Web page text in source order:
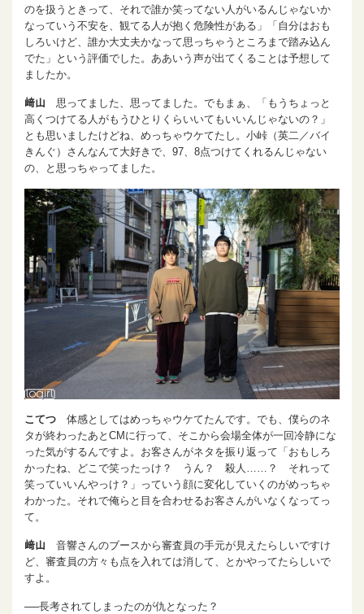
のを扱うときって、それで誰か笑ってない人がいるんじゃないか
なっていう不安を、観てる人が抱く危険性がある」「自分はおも
しろいけど、誰か大丈夫かなって思っちゃうところまで踏み込ん
でた」という評価でした。ああいう声が出てくることは予想して
ましたか。
﨑山 思ってました、思ってました。でもまぁ、「もうちょっと
高くつけてる人がもうひとりくらいいてもいいんじゃないの？」
とも思いましたけどね、めっちゃウケてたし。小峠（英二／バイ
きんぐ）さんなんて大好きで、97、8点つけてくれるんじゃない
の、と思っちゃってました。
こてつ 体感としてはめっちゃウケてたんです。でも、僕らのネ
タが終わったあとCMに行って、そこから会場全体が一回冷静にな
った気がするんですよ。お客さんがネタを振り返って「おもしろ
かったね、どこで笑ったっけ？ うん？ 殺人……？ それって
笑っていいんやっけ？」っていう顔に変化していくのがめっちゃ
わかった。それで俺らと目を合わせるお客さんがいなくなってっ
て。
﨑山 音響さんのブースから審査員の手元が見えたらしいですけ
ど、審査員の方々も点を入れては消して、とかやってたらしいで
すよ。
──長考されてしまったのが仇となった？